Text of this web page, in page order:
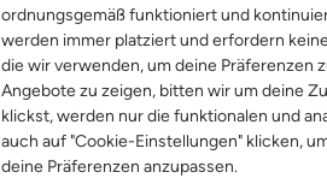
ordnungsgemäß funktioniert und
werden immer platziert und erfordern
die wir verwenden, um deine Präferenzen
Angebote zu zeigen, bitten wir um deine
klickst, werden nur die funktionalen und
auch auf "Cookie-Einstellungen" klicken,
deine Präferenzen anzupassen.